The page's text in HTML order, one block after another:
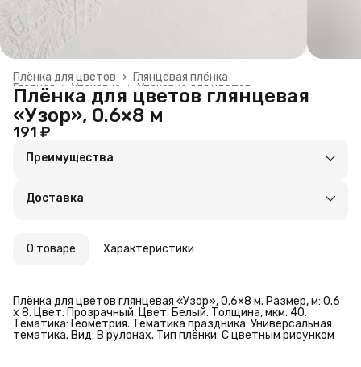
Глянцевая плёнка
Плёнка для цветов ›
Упаковка для цветов ›
Упаковка ›
Главная ›
Плёнка для цветов глянцевая
«Узор», 0.6×8 м
191 ₽
Преимущества
Удобный возврат
Доставка
О товаре Характеристики
Плёнка для цветов глянцевая «Узор», 0.6×8 м. Размер, м: 0.6
х 8. Цвет: Прозрачный. Цвет: Белый. Толщина, мкм: 40.
Тематика: Геометрия. Тематика праздника: Универсальная
тематика. Вид: В рулонах. Тип плёнки: С цветным рисунком